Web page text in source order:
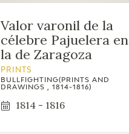
Valor varonil de la
célebre Pajuelera en
la de Zaragoza
PRINTS
BULLFIGHTING(PRINTS AND
DRAWINGS , 1814-1816)
1814 - 1816